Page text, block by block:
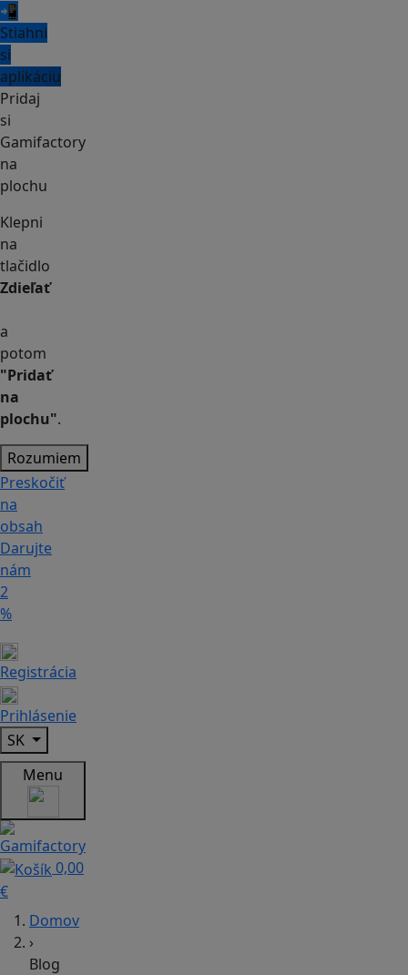
📲
Stiahni
si
aplikáciu
Pridaj
si
Gamifactory
na
plochu
Klepni
na
tlačidlo
Zdieľať
a
potom
"Pridať
na
plochu".
Rozumiem
Preskočiť
na
obsah
Darujte
nám
2
%
Registrácia
Prihlásenie
SK
Menu
0,00
€
Domov
›
Blog